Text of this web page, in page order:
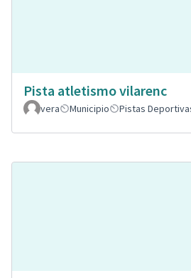
Pista atletismo vilarenc
vera
Municipio Pistas